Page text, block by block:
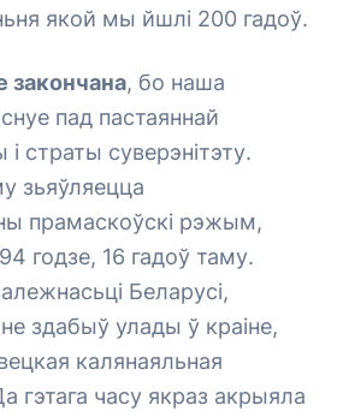
якой мы йшлі 200 гадоў.
закончана, бо наша
пад пастаяннай
страты суверэнітэту.
зьяўляецца
прамаскоўскі рэжым,
годзе, 16 гадоў таму.
Беларусі,
здабыў улады ў краіне,
калянаяльная
гэтага часу якраз акрыяла